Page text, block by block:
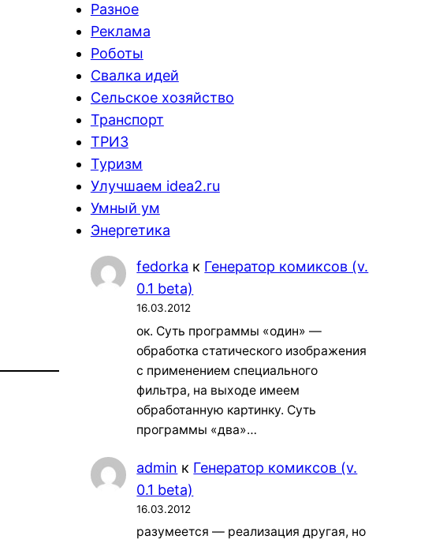
Разное
Реклама
Роботы
Свалка идей
Сельское хозяйство
Транспорт
ТРИЗ
Туризм
Улучшаем idea2.ru
Умный ум
Энергетика
fedorka к Генератор комиксов (v.
0.1 beta)
16.03.2012
ок. Суть программы «один» —
обработка статического изображения
с применением специального
фильтра, на выходе имеем
обработанную картинку. Суть
программы «два»…
admin к Генератор комиксов (v.
0.1 beta)
16.03.2012
разумеется — реализация другая, но